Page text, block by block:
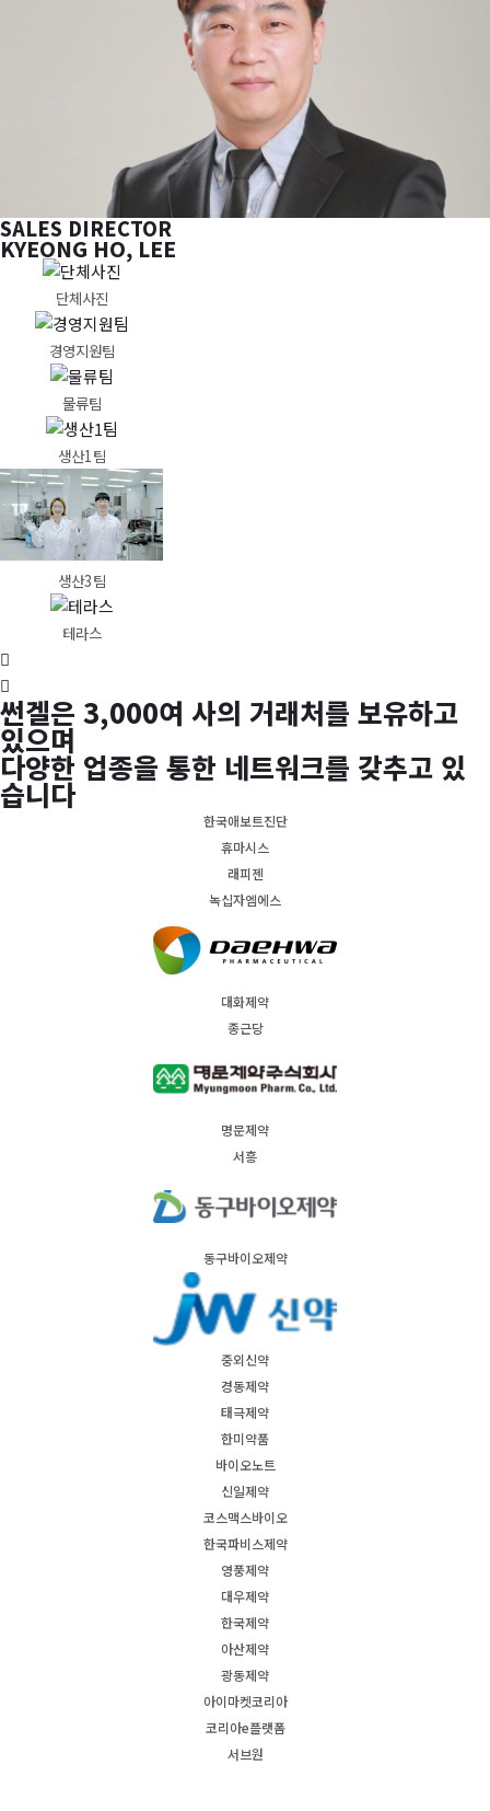
SALES DIRECTOR
KYEONG HO, LEE
단체사진
경영지원팀
물류팀
생산1팀
생산3팀
테라스
썬겔은 3,000여 사의 거래처를 보유하고
있으며
다양한 업종을 통한 네트워크를 갖추고 있
습니다
한국애보트진단
휴마시스
래피젠
녹십자엠에스
대화제약
종근당
명문제약
서흥
동구바이오제약
중외신약
경동제약
태극제약
한미약품
바이오노트
신일제약
코스맥스바이오
한국파비스제약
영풍제약
대우제약
한국제약
아산제약
광동제약
아이마켓코리아
코리아e플랫폼
서브원